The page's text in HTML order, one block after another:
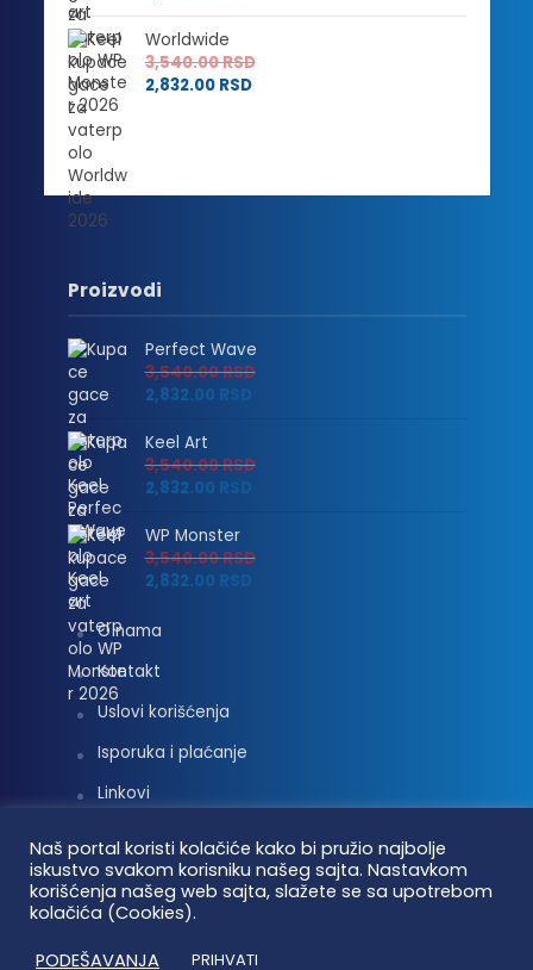
Worldwide
3,540.00RSD
2,832.00 RSD
Proizvodi
Perfect Wave
3,540.00RSD
2,832.00 RSD
Keel Art
3,540.00RSD
2,832.00 RSD
WP Monster
3,540.00RSD
2,832.00 RSD
O nama
Kontakt
Uslovi korišćenja
Isporuka i plaćanje
Linkovi
Vaterpolo vesti © 2026. Sva prava zadržana.
Naš portal koristi kolačiće kako bi pružio najbolje
iskustvo svakom korisniku našeg sajta. Nastavkom
korišćenja našeg web sajta, slažete se sa upotrebom
kolačića (Cookies).
PODEŠAVANJA
PRIHVATI